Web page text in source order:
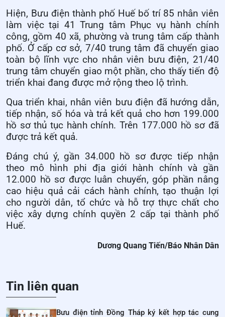
Hiện, Bưu điện thành phố Huế bố trí 85 nhân viên
làm việc tại 41 Trung tâm Phục vụ hành chính
công, gồm 40 xã, phường và trung tâm cấp thành
phố. Ở cấp cơ sở, 7/40 trung tâm đã chuyển giao
toàn bộ lĩnh vực cho nhân viên bưu điện, 21/40
trung tâm chuyển giao một phần, cho thấy tiến độ
triển khai đang được mở rộng theo lộ trình.
Qua triển khai, nhân viên bưu điện đã hướng dẫn,
tiếp nhận, số hóa và trả kết quả cho hơn 199.000
hồ sơ thủ tục hành chính. Trên 177.000 hồ sơ đã
được trả kết quả.
Đáng chú ý, gần 34.000 hồ sơ được tiếp nhận
theo mô hình phi địa giới hành chính và gần
12.000 hồ sơ được luân chuyển, góp phần nâng
cao hiệu quả cải cách hành chính, tạo thuận lợi
cho người dân, tổ chức và hỗ trợ thực chất cho
việc xây dựng chính quyền 2 cấp tại thành phố
Huế.
Dương Quang Tiến/Báo Nhân Dân
Tin liên quan
Bưu điện tỉnh Đồng Tháp ký kết hợp tác cung